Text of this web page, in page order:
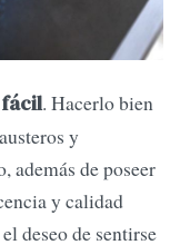
fácil. Hacerlo bien
y
además de poseer
y calidad
deseo de sentirse